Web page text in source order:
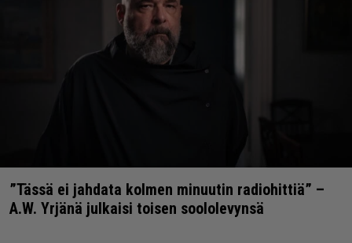
”Tässä ei jahdata kolmen minuutin radiohittiä” –
A.W. Yrjänä julkaisi toisen soololevynsä